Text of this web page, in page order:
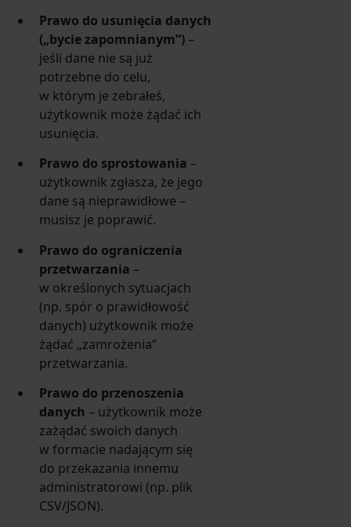
Prawo do usunięcia danych
(„bycie zapomnianym”) –
jeśli dane nie są już
potrzebne do celu,
w którym je zebrałeś,
użytkownik może żądać ich
usunięcia.
Prawo do sprostowania –
użytkownik zgłasza, że jego
dane są nieprawidłowe –
musisz je poprawić.
Prawo do ograniczenia
przetwarzania –
w określonych sytuacjach
(np. spór o prawidłowość
danych) użytkownik może
żądać „zamrożenia”
przetwarzania.
Prawo do przenoszenia
danych – użytkownik może
zażądać swoich danych
w formacie nadającym się
do przekazania innemu
administratorowi (np. plik
CSV/JSON).